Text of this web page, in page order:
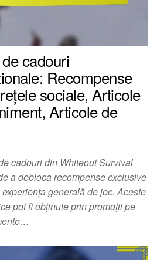
cadouri
Recompense
sociale, Articole
Articole de
cadouri din Whiteout Survival
a debloca recompense exclusive
generală de joc. Aceste
pot fi obținute prin promoții pe